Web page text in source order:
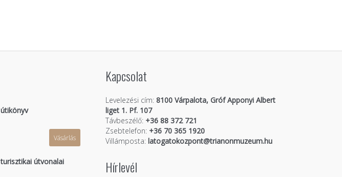
Vásárlás
útvonalai
Kapcsolat
Levelezési cím: 8100 Várpalota, Gróf Apponyi Albert
liget 1. Pf. 107
Távbeszélő: +36 88 372 721
Zsebtelefon: +36 70 365 1920
Villámposta: latogatokozpont@trianonmuzeum.hu
Hírlevél